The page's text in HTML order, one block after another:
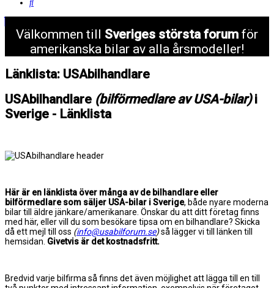
Välkommen till Sveriges största forum för
amerikanska bilar av alla årsmodeller!
Länklista: USAbilhandlare
USAbilhandlare (bilförmedlare av USA-bilar)i
Sverige - Länklista
Här är en länklista över många av de bilhandlare eller
bilförmedlare som säljer USA-bilar i Sverige, både nyare moderna
bilar till äldre jänkare/amerikanare. Önskar du att ditt företag finns
med här, eller vill du som besökare tipsa om en bilhandlare? Skicka
då ett mejl till oss (info@usabilforum.se)så lägger vi till länken till
hemsidan. Givetvis är det kostnadsfritt.
Bredvid varje bilfirma så finns det även möjlighet att lägga till en till